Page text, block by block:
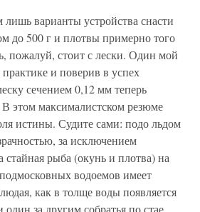
варианты устройства снасти
до 500 г и плотвы примерно того
пожалуй, стоит с лески. Один мой
и поверив в успех
сечением 0,12 мм теперь
этом максималистском резюме
истины. Судите сами: подо льдом
за исключением
стайная рыба (окунь и плотва) на
водоемов имеет
как в толще воды появляется
за другим собратья по стае,